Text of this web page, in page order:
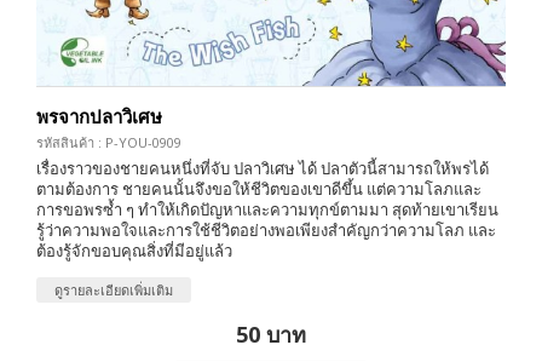
พรจากปลาวิเศษ
รหัสสินค้า : P-YOU-0909
เรื่องราวของชายคนหนึ่งที่จับ ปลาวิเศษ ได้ ปลาตัวนี้สามารถให้พรได้
ตามต้องการ ชายคนนั้นจึงขอให้ชีวิตของเขาดีขึ้น แต่ความโลภและ
การขอพรซ้ำ ๆ ทำให้เกิดปัญหาและความทุกข์ตามมา สุดท้ายเขาเรียน
รู้ว่าความพอใจและการใช้ชีวิตอย่างพอเพียงสำคัญกว่าความโลภ และ
ต้องรู้จักขอบคุณสิ่งที่มีอยู่แล้ว
ดูรายละเอียดเพิ่มเติม
50 บาท